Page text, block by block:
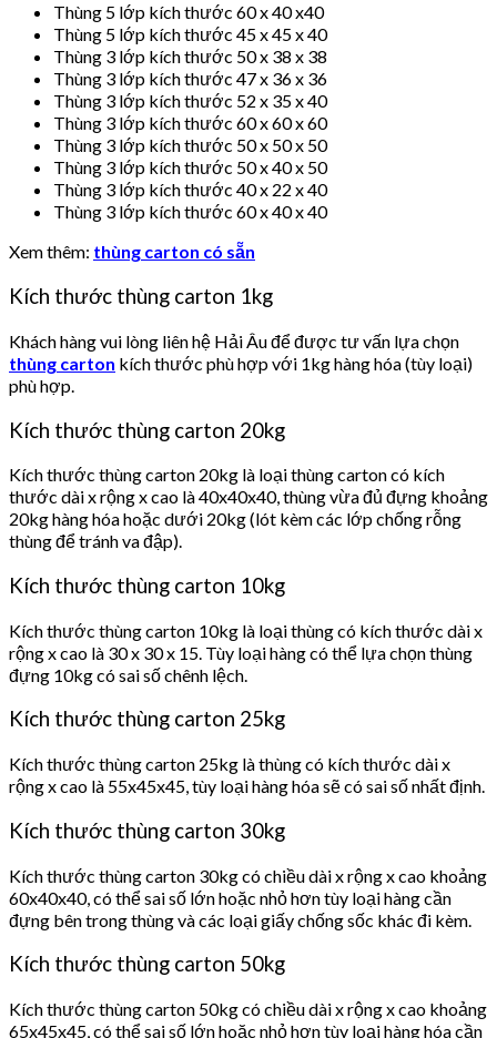
Thùng 5 lớp kích thước 60 x 40 x40
Thùng 5 lớp kích thước 45 x 45 x 40
Thùng 3 lớp kích thước 50 x 38 x 38
Thùng 3 lớp kích thước 47 x 36 x 36
Thùng 3 lớp kích thước 52 x 35 x 40
Thùng 3 lớp kích thước 60 x 60 x 60
Thùng 3 lớp kích thước 50 x 50 x 50
Thùng 3 lớp kích thước 50 x 40 x 50
Thùng 3 lớp kích thước 40 x 22 x 40
Thùng 3 lớp kích thước 60 x 40 x 40
Xem thêm: thùng carton có sẵn
Kích thước thùng carton 1kg
Khách hàng vui lòng liên hệ Hải Âu để được tư vấn lựa chọn
thùng carton kích thước phù hợp với 1kg hàng hóa (tùy loại)
phù hợp.
Kích thước thùng carton 20kg
Kích thước thùng carton 20kg là loại thùng carton có kích
thước dài x rộng x cao là 40x40x40, thùng vừa đủ đựng khoảng
20kg hàng hóa hoặc dưới 20kg (lót kèm các lớp chống rỗng
thùng để tránh va đập).
Kích thước thùng carton 10kg
Kích thước thùng carton 10kg là loại thùng có kích thước dài x
rộng x cao là 30 x 30 x 15. Tùy loại hàng có thể lựa chọn thùng
đựng 10kg có sai số chênh lệch.
Kích thước thùng carton 25kg
Kích thước thùng carton 25kg là thùng có kích thước dài x
rộng x cao là 55x45x45, tùy loại hàng hóa sẽ có sai số nhất định.
Kích thước thùng carton 30kg
Kích thước thùng carton 30kg có chiều dài x rộng x cao khoảng
60x40x40, có thể sai số lớn hoặc nhỏ hơn tùy loại hàng cần
đựng bên trong thùng và các loại giấy chống sốc khác đi kèm.
Kích thước thùng carton 50kg
Kích thước thùng carton 50kg có chiều dài x rộng x cao khoảng
65x45x45, có thể sai số lớn hoặc nhỏ hơn tùy loại hàng hóa cần